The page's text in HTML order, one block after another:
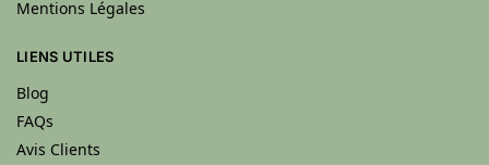
Mentions Légales
LIENS UTILES
Blog
FAQs
Avis Clients